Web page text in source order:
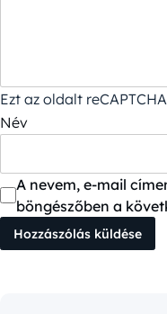
Ezt az oldalt
Név
A nevem, e-mail
böngészőben a